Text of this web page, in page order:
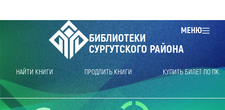
МЕНЮ
БИБЛИОТЕКИ
СУРГУТСКОГО РАЙОНА
НАЙТИ КНИГИ ПРОДЛИТЬ КНИГИ КУПИТЬ БИЛЕТ ПО ПК